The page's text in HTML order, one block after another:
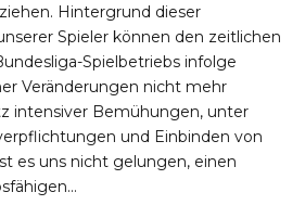
Hintergrund dieser
Spieler können den zeitlichen
Spielbetriebs infolge
Veränderungen nicht mehr
intensiver Bemühungen, unter
und Einbinden von
es uns nicht gelungen, einen